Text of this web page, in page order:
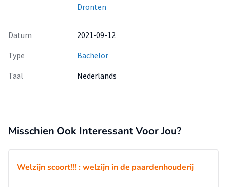
Dronten
Datum
2021-09-12
Type
Bachelor
Taal
Nederlands
Misschien Ook Interessant Voor Jou?
Welzijn scoort!!! : welzijn in de paardenhouderij